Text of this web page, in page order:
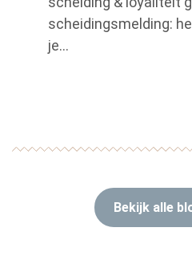
scheidingsmelding:
je...
Bekijk alle